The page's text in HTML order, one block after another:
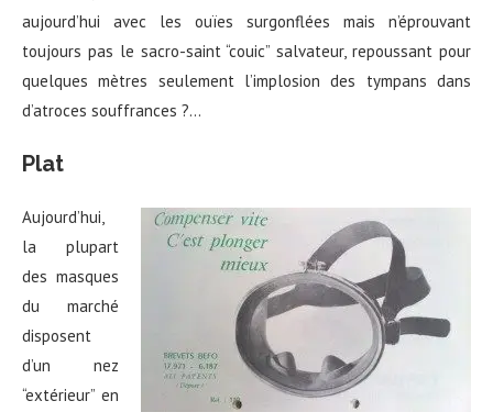
aujourd’hui avec les ouïes surgonflées mais n’éprouvant
toujours pas le sacro-saint “couic” salvateur, repoussant pour
quelques mètres seulement l’implosion des tympans dans
d’atroces souffrances ?…
Plat
Aujourd’hui,
la plupart
des masques
du marché
disposent
d’un nez
“extérieur” en